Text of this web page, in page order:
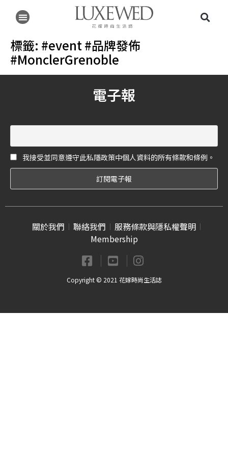
標籤: #event #品牌發佈
#MonclerGrenoble
電子報
我接受並同意遵守此私隱政策中個人資料的所有條款和條例。
關於我們 聯絡我們
服務條款與隱私權聲明
Membership
Copyright © 2021 花嫁時尚生活誌